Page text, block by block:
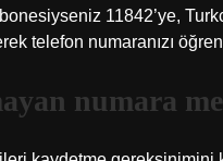
11842’ye,
telefon numaranızı
numara